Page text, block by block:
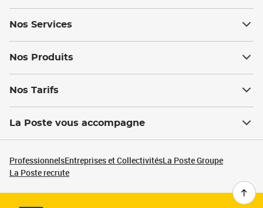
Nos Services
Nos Produits
Nos Tarifs
La Poste vous accompagne
ProfessionnelsEntreprises et CollectivitésLa Poste Groupe
La Poste recrute